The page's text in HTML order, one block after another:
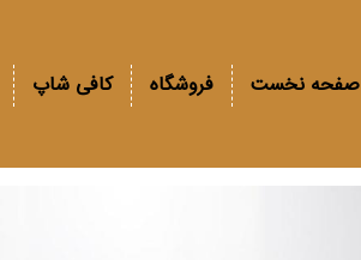
صفحه نخست فروشگاه کافی شاپ